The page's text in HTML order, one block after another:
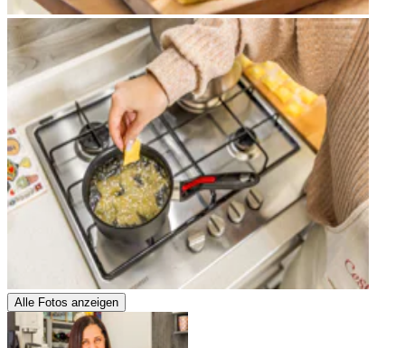
Alle Fotos anzeigen